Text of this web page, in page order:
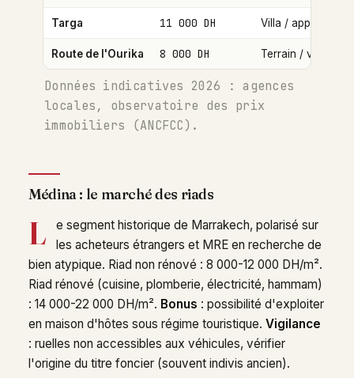
Targa 11 000 DH Villa / appart.
Route de l'Ourika 8 000 DH Terrain / villa
Données indicatives 2026 : agences
locales, observatoire des prix
immobiliers (ANCFCC).
Médina : le marché des riads
L
e segment historique de Marrakech, polarisé sur
les acheteurs étrangers et MRE en recherche de
bien atypique. Riad non rénové : 8 000-12 000 DH/m².
Riad rénové (cuisine, plomberie, électricité, hammam)
: 14 000-22 000 DH/m². Bonus : possibilité d'exploiter
en maison d'hôtes sous régime touristique. Vigilance
: ruelles non accessibles aux véhicules, vérifier
l'origine du titre foncier (souvent indivis ancien).